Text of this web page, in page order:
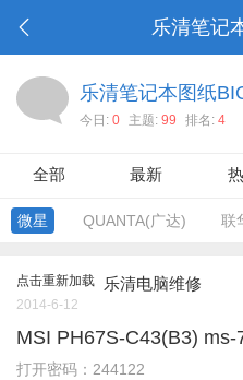
乐清笔记
乐清笔记本图纸
今日: 0 主题: 99 排名: 4
全部 最新
微星 QUANTA(广达) 联
点击重新加载 乐清电脑维修
2014-6-12
MSI PH67S-C43(B3)
打开密码：244122